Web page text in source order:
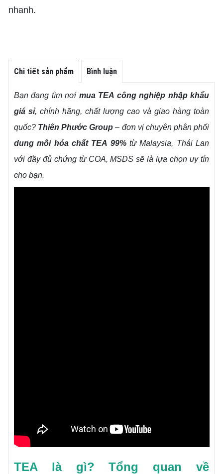
nhanh.
Chi tiết sản phẩm Bình luận
Bạn đang tìm nơi mua TEA công nghiệp nhập khẩu
giá sỉ, chính hãng, chất lượng cao và giao hàng toàn
quốc? Thiên Phước Group – đơn vị chuyên phân phối
dung môi hóa chất TEA 99%từ Malaysia, Thái Lan
với đầy đủ chứng từ COA, MSDS sẽ là lựa chọn uy tín
cho bạn.
TEA là gì? Tổng quan về